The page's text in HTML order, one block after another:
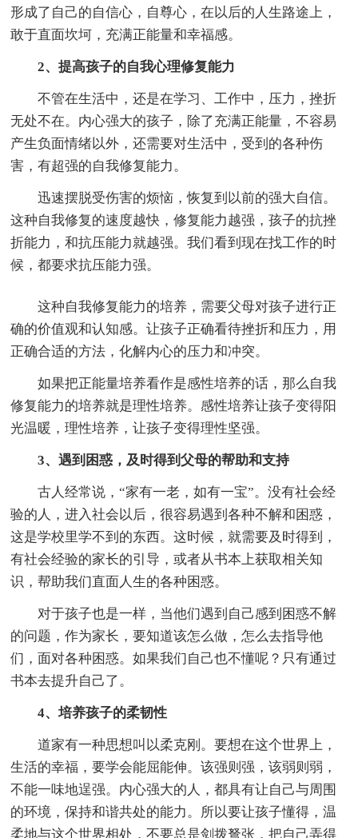
形成了自己的自信心，自尊心，在以后的人生路途上，
敢于直面坎坷，充满正能量和幸福感。
2、提高孩子的自我心理修复能力
不管在生活中，还是在学习、工作中，压力，挫折
无处不在。内心强大的孩子，除了充满正能量，不容易
产生负面情绪以外，还需要对生活中，受到的各种伤
害，有超强的自我修复能力。
迅速摆脱受伤害的烦恼，恢复到以前的强大自信。
这种自我修复的速度越快，修复能力越强，孩子的抗挫
折能力，和抗压能力就越强。我们看到现在找工作的时
候，都要求抗压能力强。
这种自我修复能力的培养，需要父母对孩子进行正
确的价值观和认知感。让孩子正确看待挫折和压力，用
正确合适的方法，化解内心的压力和冲突。
如果把正能量培养看作是感性培养的话，那么自我
修复能力的培养就是理性培养。感性培养让孩子变得阳
光温暖，理性培养，让孩子变得理性坚强。
3、遇到困惑，及时得到父母的帮助和支持
古人经常说，“家有一老，如有一宝”。没有社会经
验的人，进入社会以后，很容易遇到各种不解和困惑，
这是学校里学不到的东西。这时候，就需要及时得到，
有社会经验的家长的引导，或者从书本上获取相关知
识，帮助我们直面人生的各种困惑。
对于孩子也是一样，当他们遇到自己感到困惑不解
的问题，作为家长，要知道该怎么做，怎么去指导他
们，面对各种困惑。如果我们自己也不懂呢？只有通过
书本去提升自己了。
4、培养孩子的柔韧性
道家有一种思想叫以柔克刚。要想在这个世界上，
生活的幸福，要学会能屈能伸。该强则强，该弱则弱，
不能一味地逞强。内心强大的人，都具有让自己与周围
的环境，保持和谐共处的能力。所以要让孩子懂得，温
柔地与这个世界相处，不要总是剑拨弩张，把自己弄得